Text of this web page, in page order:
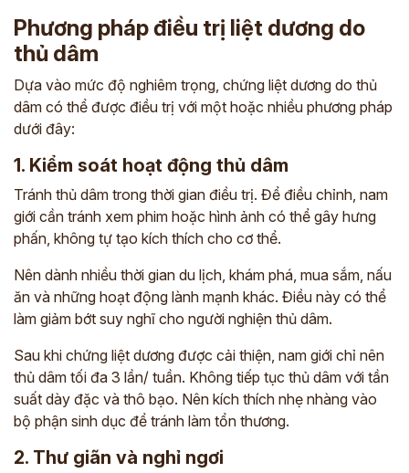
Phương pháp điều trị liệt dương do
thủ dâm
Dựa vào mức độ nghiêm trọng, chứng liệt dương do thủ
dâm có thể được điều trị với một hoặc nhiều phương pháp
dưới đây:
1. Kiểm soát hoạt động thủ dâm
Tránh thủ dâm trong thời gian điều trị. Để điều chỉnh, nam
giới cần tránh xem phim hoặc hình ảnh có thể gây hưng
phấn, không tự tạo kích thích cho cơ thể.
Nên dành nhiều thời gian du lịch, khám phá, mua sắm, nấu
ăn và những hoạt động lành mạnh khác. Điều này có thể
làm giảm bớt suy nghĩ cho người nghiện thủ dâm.
Sau khi chứng liệt dương được cải thiện, nam giới chỉ nên
thủ dâm tối đa 3 lần/ tuần. Không tiếp tục thủ dâm với tần
suất dày đặc và thô bạo. Nên kích thích nhẹ nhàng vào
bộ phận sinh dục để tránh làm tổn thương.
2. Thư giãn và nghỉ ngơi